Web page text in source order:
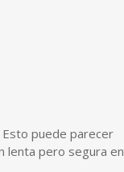
Esto puede parecer
lenta pero segura en